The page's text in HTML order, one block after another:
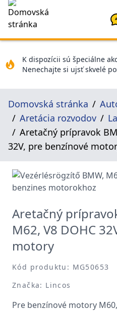
K dispozícii sú špeciálne
Nenechajte si ujsť skvelé
Domovská stránka
Aretácia rozvodov
Aretačný prípravok
32V, pre benzínové
Aretačný
M62, V8 DOHC
motory
Kód produktu: MG50653
Značka: Lincos
Pre benzínové motory